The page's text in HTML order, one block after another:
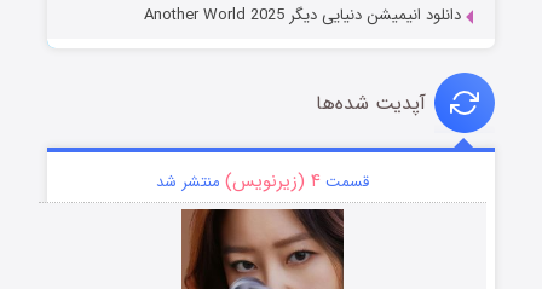
دانلود انیمیشن دنیایی دیگر Another World 2025
آپدیت شده‌ها
قسمت۴ (زیرنویس) منتشر شد